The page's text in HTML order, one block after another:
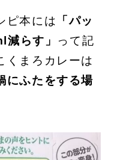
ピ本には
「パッ
らす」
って記
くまろカレーは
にふたをする場